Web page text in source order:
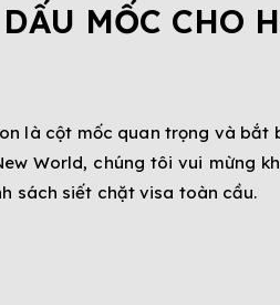
MỐC CHO
là cột mốc quan trọng và bắt
World, chúng tôi vui mừng
sách siết chặt visa toàn cầu.